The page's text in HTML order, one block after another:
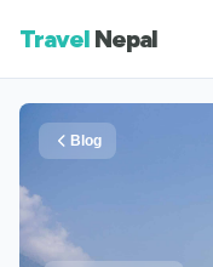
Travel Nepal
Blog